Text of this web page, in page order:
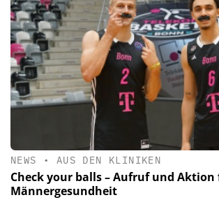
NEWS • AUS DEN KLINIKEN
Check your balls – Aufruf und
Männergesundheit